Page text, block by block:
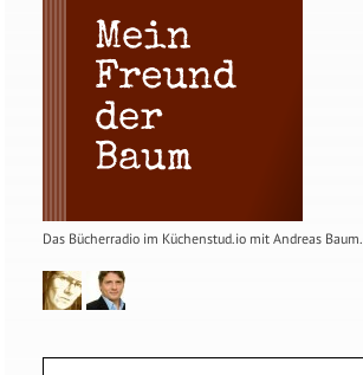
Das Bücherradio im Küchenstud.io mit Andreas Baum.